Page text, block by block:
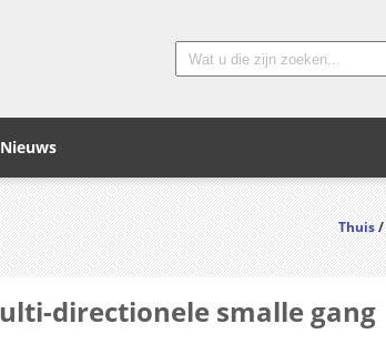
Nieuws
Thuis/
directionele smalle gang